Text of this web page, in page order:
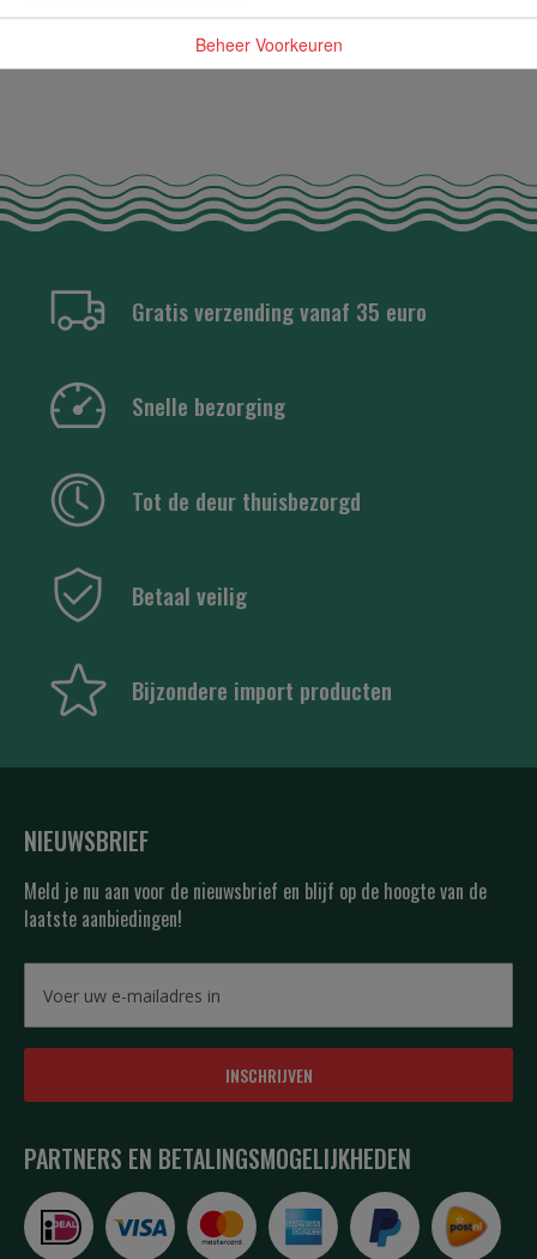
Gratis verzending vanaf 35 euro
Snelle bezorging
Tot de deur thuisbezorgd
Betaal veilig
Bijzondere import producten
NIEUWSBRIEF
Meld je nu aan voor de nieuwsbrief en blijf op de hoogte van de
laatste aanbiedingen!
INSCHRIJVEN
PARTNERS EN BETALINGSMOGELIJKHEDEN
Beheer Voorkeuren